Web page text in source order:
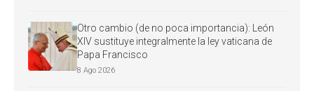
Otro cambio (de no poca importancia): León
XIV sustituye integralmente la ley vaticana de
Papa Francisco
8 Ago 2026